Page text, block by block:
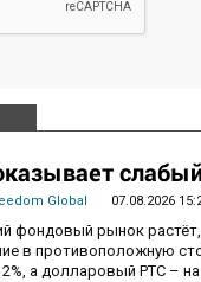
Global 07.08.2026
фондовый рынок
в противоположную
а долларовый РТС – на